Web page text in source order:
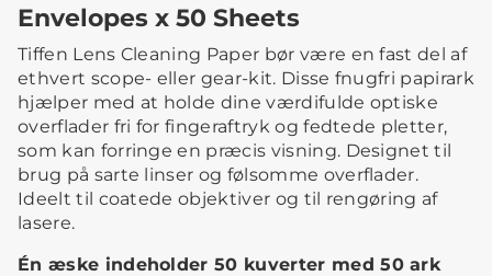
Envelopes x 50 Sheets
Tiffen Lens Cleaning Paper bør være en fast del af
ethvert scope- eller gear-kit. Disse fnugfri papirark
hjælper med at holde dine værdifulde optiske
overflader fri for fingeraftryk og fedtede pletter,
som kan forringe en præcis visning. Designet til
brug på sarte linser og følsomme overflader.
Ideelt til coatede objektiver og til rengøring af
lasere.
Én æske indeholder 50 kuverter med 50 ark